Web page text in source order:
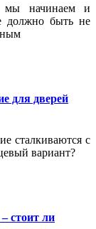
мы начинаем и
должно быть не
для дверей
сталкиваются с
вариант?
стоит ли